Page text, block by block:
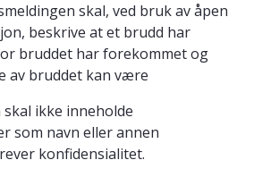
skal, ved bruk av åpen
beskrive at et brudd har
bruddet har forekommet og
av bruddet kan være
skal ikke inneholde
som navn eller annen
konfidensialitet.